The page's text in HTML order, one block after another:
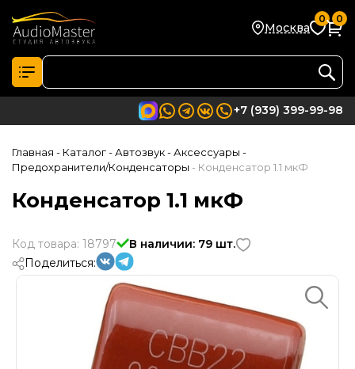
Москва
0 0
+7 (939) 399-99-98
Главная - Каталог- Автозвук- Аксессуары -
Предохранители/Конденсаторы - Конденсатор 1.1 мкФ
Конденсатор 1.1 мкФ
Код товара: 18797
В наличии: 79 шт.
Поделиться: